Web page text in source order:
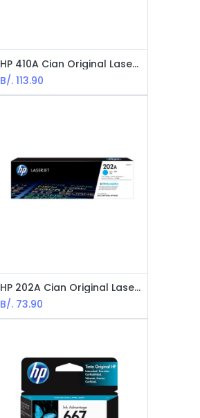
HP 410A Cian Original LaserJet Cartucho Tóner
B/.113.90
HP 202A Cian Original LaserJet Cartucho de Tóner
B/. 73.90